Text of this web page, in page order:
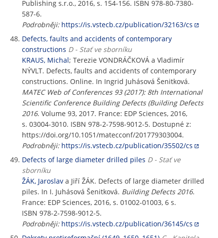
Publishing s.r.o., 2016, s. 154-156. ISBN 978-80-7380-
587-6.
Podrobněji: https://is.vstecb.cz/publication/32163/cs
Defects, faults and accidents of contemporary
constructions D - Stať ve sborníku
KRAUS, Michal; Terezie VONDRÁČKOVÁ a Vladimír
NÝVLT. Defects, faults and accidents of contemporary
constructions. Online. In Ingrid Juhásová Šenitková.
MATEC Web of Conferences 93 (2017): 8th International
Scientific Conference Building Defects (Building Defects
2016. Volume 93, 2017. France: EDP Sciences, 2016,
s. 03004-3010. ISBN 978-2-7598-9012-5. Dostupné z:
https://doi.org/10.1051/matecconf/201779303004.
Podrobněji: https://is.vstecb.cz/publication/35502/cs
Defects of large diameter drilled piles D - Stať ve
sborníku
ŽÁK, Jaroslav a Jiří ŽÁK. Defects of large diameter drilled
piles. In I. Juhásová Šenitková. Building Defects 2016.
France: EDP Sciences, 2016, s. 01002-01003, 6 s.
ISBN 978-2-7598-9012-5.
Podrobněji: https://is.vstecb.cz/publication/36145/cs